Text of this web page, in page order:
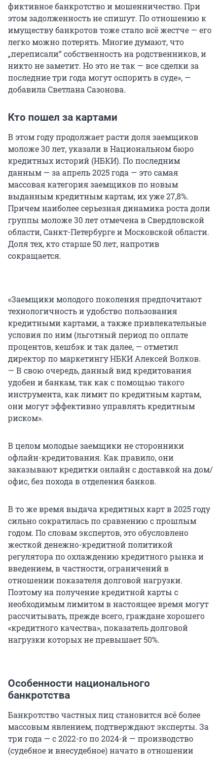
фиктивное банкротство и мошенничество. При
этом задолженность не спишут. По отношению к
имуществу банкротов тоже стало всё жестче — его
легко можно потерять. Многие думают, что
„переписали“ собственность на родственников, и
никто не заметит. Но это не так — все сделки за
последние три года могут оспорить в суде», —
добавила Светлана Сазонова.
Кто пошел за картами
В этом году продолжает расти доля заемщиков
моложе 30 лет, указали в Национальном бюро
кредитных историй (НБКИ). По последним
данным — за апрель 2025 года — это самая
массовая категория заемщиков по новым
выданным кредитным картам, их уже 27,8%.
Причем наиболее серьезная динамика роста доли
группы моложе 30 лет отмечена в Свердловской
области, Санкт-Петербурге и Московской области.
Доля тех, кто старше 50 лет, напротив
сокращается.
«Заемщики молодого поколения предпочитают
технологичность и удобство пользования
кредитными картами, а также привлекательные
условия по ним (льготный период по оплате
процентов, кешбэк и так далее, — отметил
директор по маркетингу НБКИ Алексей Волков.
— В свою очередь, данный вид кредитования
удобен и банкам, так как с помощью такого
инструмента, как лимит по кредитным картам,
они могут эффективно управлять кредитным
риском».
В целом молодые заемщики не сторонники
офлайн-кредитования. Как правило, они
заказывают кредитки онлайн с доставкой на дом/
офис, без похода в отделения банков.
В то же время выдача кредитных карт в 2025 году
сильно сократилась по сравнению с прошлым
годом. По словам экспертов, это обусловлено
жесткой денежно-кредитной политикой
регулятора по охлаждению кредитного рынка и
введением, в частности, ограничений в
отношении показателя долговой нагрузки.
Поэтому на получение кредитной карты с
необходимым лимитом в настоящее время могут
рассчитывать, прежде всего, граждане хорошего
«кредитного качества», показатель долговой
нагрузки которых не превышает 50%.
Особенности национального
банкротства
Банкротство частных лиц становится всё более
массовым явлением, подтверждают эксперты. За
три года — с 2022-го по 2024-й — производство
(судебное и внесудебное) начато в отношении